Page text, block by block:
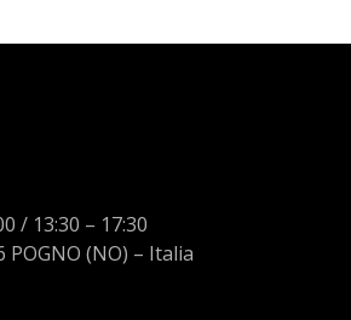
/ 13:30 – 17:30
POGNO (NO) – Italia